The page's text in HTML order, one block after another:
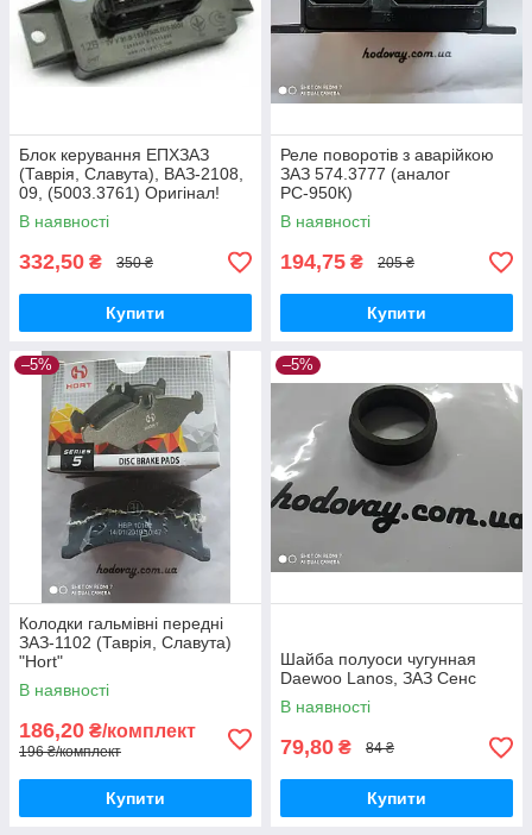
Блок керування ЕПХЗАЗ
(Таврія, Славута), ВАЗ-2108,
09, (5003.3761) Оригінал!
В наявності
332,50 ₴ 350 ₴
Купити
Реле поворотів з аварійкою
ЗАЗ 574.3777 (аналог
РС-950К)
В наявності
194,75 ₴ 205 ₴
Купити
–5%
Колодки гальмівні передні
ЗАЗ-1102 (Таврія, Славута)
"Hort"
В наявності
186,20 ₴/комплект
196 ₴/комплект
Купити
–5%
Шайба полуоси чугунная
Daewoo Lanos, ЗАЗ Сенс
В наявності
79,80 ₴ 84 ₴
Купити